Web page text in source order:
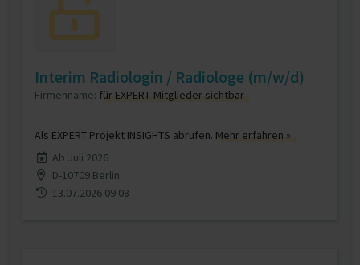
Interim Radiologin / Radiologe (m/w/d)
Firmenname: für EXPERT-Mitglieder sichtbar
Als EXPERT Projekt INSIGHTS abrufen. Mehr erfahren »
Ab Juli 2026
D-10709 Berlin
13.07.2026 09:08